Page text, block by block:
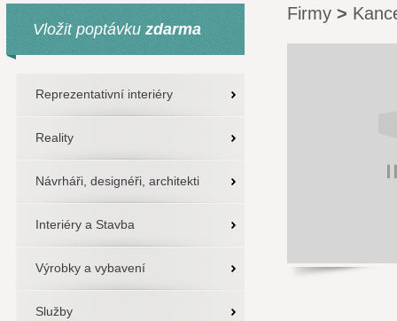
Vložit poptávku zdarma
Reprezentativní interiéry
Reality
Návrháři, designéři, architekti
Interiéry a Stavba
Výrobky a vybavení
Služby
Firmy >